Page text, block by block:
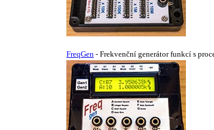
FreqGen - Frekvenční generátor funkcí s